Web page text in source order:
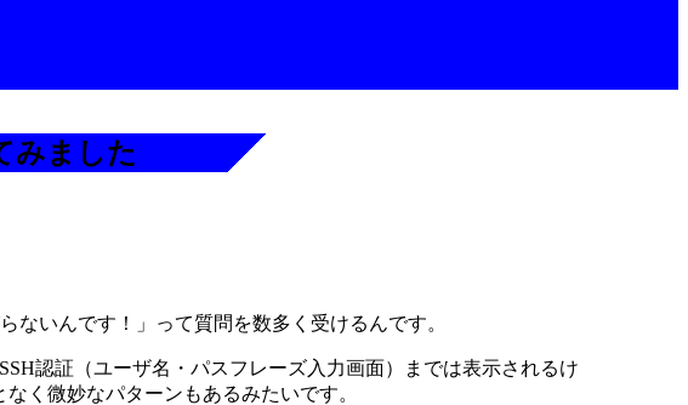
みました
ないんです！」って質問を数多く受けるんです。
認証（ユーザ名・パスフレーズ入力画面）までは表示されるけ
く微妙なパターンもあるみたいです。